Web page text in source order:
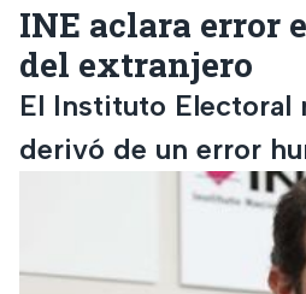
INE aclara error
del extranjero
El Instituto Electoral
derivó de un error